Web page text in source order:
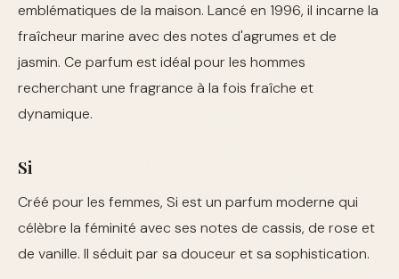
emblématiques de la maison. Lancé en 1996, il incarne la
fraîcheur marine avec des notes d'agrumes et de
jasmin. Ce parfum est idéal pour les hommes
recherchant une fragrance à la fois fraîche et
dynamique.
Si
Créé pour les femmes, Si est un parfum moderne qui
célèbre la féminité avec ses notes de cassis, de rose et
de vanille. Il séduit par sa douceur et sa sophistication.